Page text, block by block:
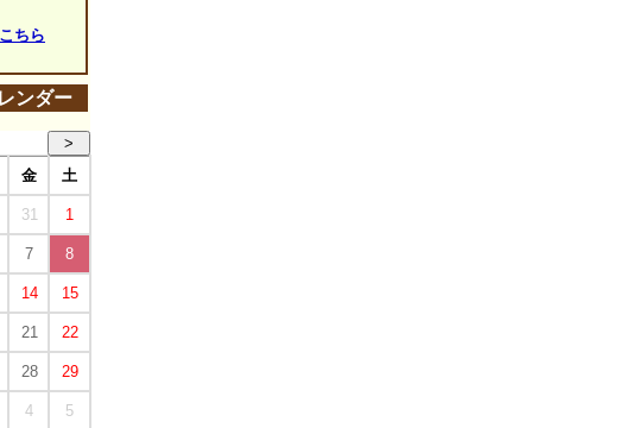
こちら
ンダー
>
金 土
31 1
7 8
14 15
21 22
28 29
4 5